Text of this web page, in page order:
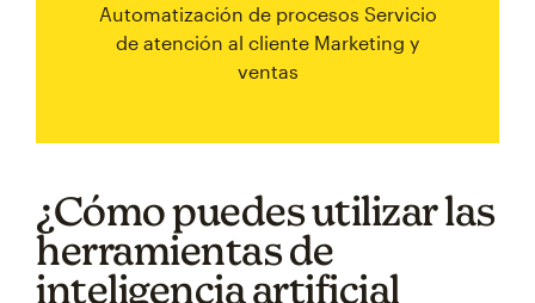
Automatización de procesos Servicio
de atención al cliente Marketing y
ventas
¿Cómo puedes utilizar las
herramientas de
inteligencia artificial